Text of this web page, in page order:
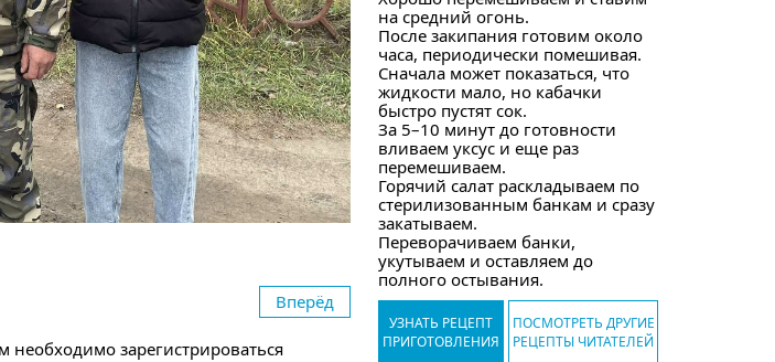
Вперёд
зарегистрироваться
на средний огонь.
После закипания готовим около
часа, периодически помешивая.
Сначала может показаться, что
жидкости мало, но кабачки
быстро пустят сок.
За 5–10 минут до готовности
вливаем уксус и еще раз
перемешиваем.
Горячий салат раскладываем по
стерилизованным банкам и сразу
закатываем.
Переворачиваем банки,
укутываем и оставляем до
полного остывания.
УЗНАТЬ РЕЦЕПТ
ПРИГОТОВЛЕНИЯ
ПОСМОТРЕТЬ ДРУГИЕ
РЕЦЕПТЫ ЧИТАТЕЛЕЙ